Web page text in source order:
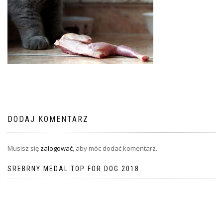
DODAJ KOMENTARZ
Musisz się zalogować, aby móc dodać komentarz.
SREBRNY MEDAL TOP FOR DOG 2018